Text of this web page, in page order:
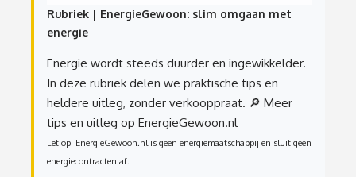
Rubriek | EnergieGewoon: slim omgaan met
energie
Energie wordt steeds duurder en ingewikkelder.
In deze rubriek delen we praktische tips en
heldere uitleg, zonder verkooppraat. 🔎 Meer
tips en uitleg op EnergieGewoon.nl
Let op: EnergieGewoon.nl is geen energiemaatschappij en sluit geen
energiecontracten af.